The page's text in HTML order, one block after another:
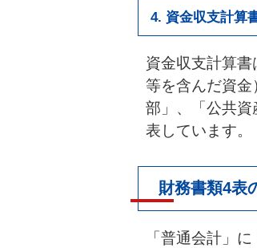
4. 資金収支計算
資金収支計算
等を含んだ資
部」、「公共
表しています。
財務書類4表
「普通会計」